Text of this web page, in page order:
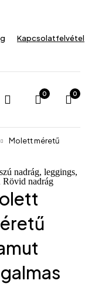
Kapcsolatfelvétel
0 0
Molett méretű
nadrág, leggings,
Rövid nadrág